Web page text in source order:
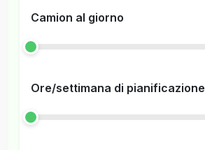
Camion al giorno
Ore/settimana di pianificazione